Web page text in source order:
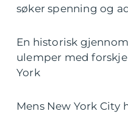
søker spenning og
En historisk
ulemper med
York
Mens New York City